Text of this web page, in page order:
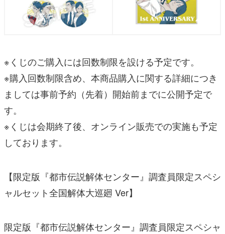
※くじのご購入には回数制限を設ける予定です。
※購入回数制限含め、本商品購入に関する詳細につき
ましては事前予約（先着）開始前までに公開予定で
す。
※くじは会期終了後、オンライン販売での実施も予定
しております。
【限定版『都市伝説解体センター』調査員限定スペシ
ャルセット全国解体大巡廻 Ver】
限定版『都市伝説解体センター』調査員限定スペシャ